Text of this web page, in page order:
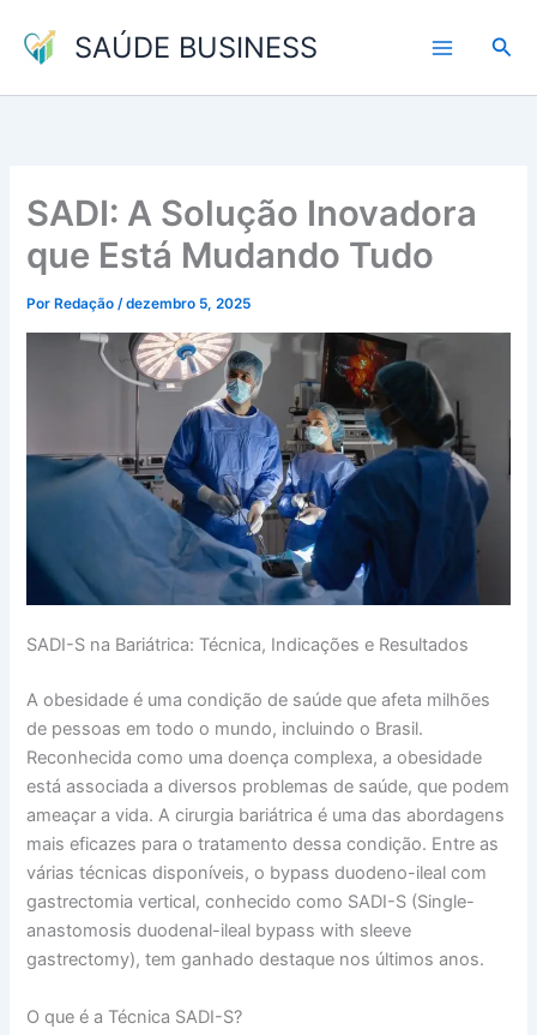
para
conteúdo
SAÚDE BUSINESS
SADI: A Solução Inovadora
que Está Mudando Tudo
Por Redação/dezembro 5, 2025
SADI-S na Bariátrica: Técnica, Indicações e Resultados
A obesidade é uma condição de saúde que afeta milhões
de pessoas em todo o mundo, incluindo o Brasil.
Reconhecida como uma doença complexa, a obesidade
está associada a diversos problemas de saúde, que podem
ameaçar a vida. A cirurgia bariátrica é uma das abordagens
mais eficazes para o tratamento dessa condição. Entre as
várias técnicas disponíveis, o bypass duodeno-ileal com
gastrectomia vertical, conhecido como SADI-S (Single-
anastomosis duodenal-ileal bypass with sleeve
gastrectomy), tem ganhado destaque nos últimos anos.
O que é a Técnica SADI-S?